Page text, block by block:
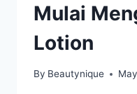
Mulai
Lotion
By Beautynique